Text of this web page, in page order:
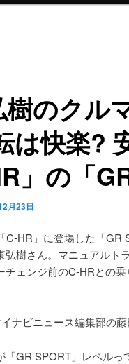
樹のクル
は快楽?
」の「
月23日
C-HR」に登場した「
弘樹さん。マニュアルト
チェンジ前のC-HRとの
ナビニュース編集部の藤
「GR SPORT」レベルっ